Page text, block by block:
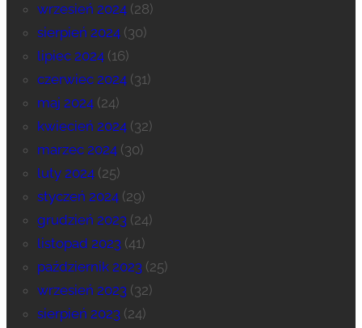
wrzesień 2024(28)
sierpień 2024(30)
lipiec 2024(16)
czerwiec 2024(31)
maj 2024(24)
kwiecień 2024(32)
marzec 2024(30)
luty 2024(25)
styczeń 2024(29)
grudzień 2023(24)
listopad 2023(41)
październik 2023(25)
wrzesień 2023(32)
sierpień 2023(24)